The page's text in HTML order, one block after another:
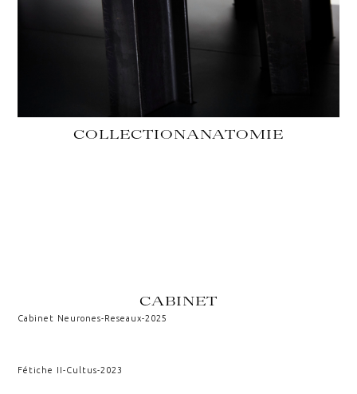
COLLECTIONANATOMIE
CABINET
Cabinet Neurones-Reseaux-2025
Fétiche II-Cultus-2023